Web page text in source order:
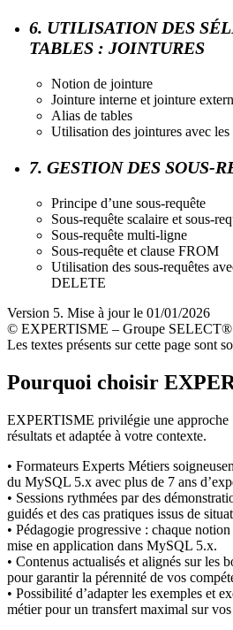
6. UTILISATION DES
TABLES : JOINTURES
Notion de jointure
Jointure interne et jointure
Alias de tables
Utilisation des jointures avec
7. GESTION DES SOUS-
Principe d’une sous-requête
Sous-requête scalaire et sous-
Sous-requête multi-ligne
Sous-requête et clause FROM
Utilisation des sous-requêtes
DELETE
Version 5. Mise à jour le 01/01/2026
© EXPERTISME – Groupe SELECT®
Les textes présents sur cette page sont
Pourquoi choisir
EXPERTISME privilégie une approche
résultats et adaptée à votre contexte.
• Formateurs Experts Métiers
du MySQL 5.x avec plus de 7 ans
• Sessions rythmées par des
guidés et des cas pratiques issus de
• Pédagogie progressive : chaque
mise en application dans MySQL 5.x.
• Contenus actualisés et alignés sur les
pour garantir la pérennité de vos
• Possibilité d’adapter les exemples et
métier pour un transfert maximal sur